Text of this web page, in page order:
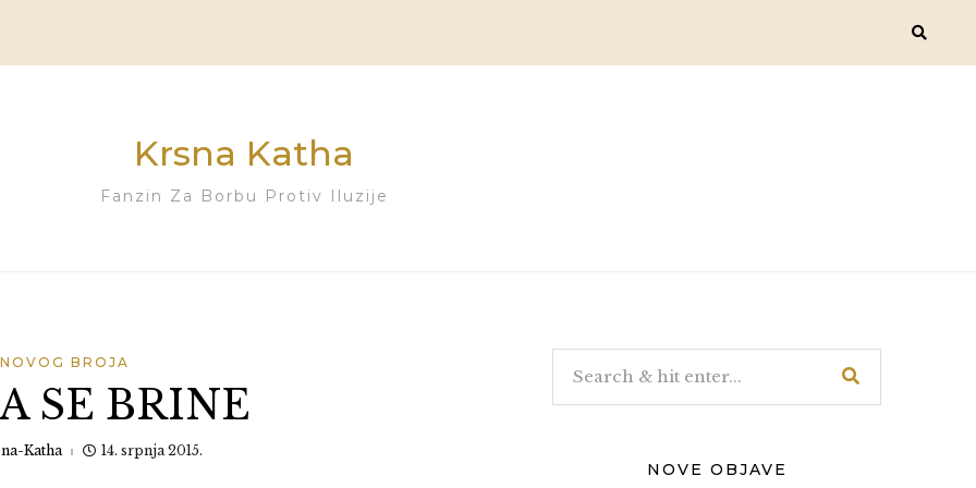
Krsna Katha
Fanzin Za Borbu Protiv Iluzije
BROJA
SE BRINE
Katha 14. srpnja 2015.
NOVE OBJAVE